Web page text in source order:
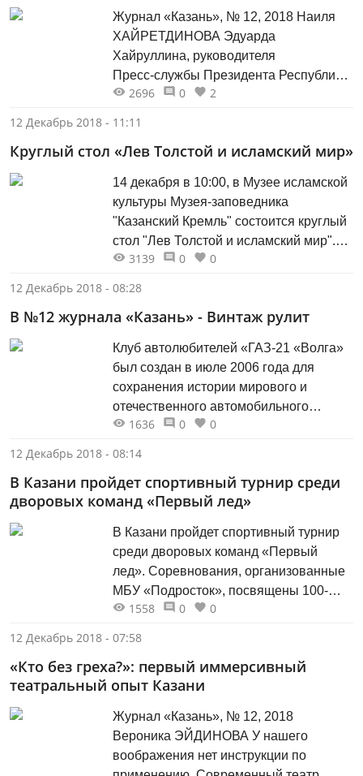
город» была дана непривычная
театральная жизнь. В угоду искусству
старинный особняк Демидова отдал
себя целиком декорациям и действу:
под спектакль...
Журнал «Казань», № 12, 2018 Наиля
ХАЙРЕТДИНОВА Эдуарда
Хайруллина, руководителя
Пресс‑службы Президента Республики
Татарстан, знают многие. Его рабочий
дипломатическая выдержка,
умеет находить общий язык с
журналистским корпусом.
2696 0
2
12 Декабрь 2018 - 11:11
Круглый стол «Лев Толстой и исламский мир»
14 декабря в 10:00, в Музее исламской
культуры Музея-заповедника
"Казанский Кремль" состоится круглый
стол "Лев Толстой и исламский мир".
Встреча пройдет в рамках
Толстой воспринимал и оценивал
Востока, и то влияние, которое он
оказал на мусульманских
интеллектуалов России....
3139 0
0
12 Декабрь 2018 - 08:28
В №12 журнала «Казань» - Винтаж рулит
Клуб автолюбителей «ГАЗ-21 «Волга»
был создан в июле 2006 года для
сохранения истории мирового и
отечественного автомобильного
транспорта в век информационных
человека. С самого начала и по сей
день клуб возглавляет Фарид
Хайруллович Мухаметшин. Короткое
название объединения автолюбителей
«Клуб-21» известно...
1636 0
0
12 Декабрь 2018 - 08:14
В Казани пройдет спортивный турнир среди
дворовых команд «Первый лед»
В Казани пройдет спортивный турнир
среди дворовых команд «Первый
лед». Соревнования, организованные
МБУ «Подросток», посвящены 100-
летию со дня рождения заслуженного
Тарасова. Турнир состоится в столице
Татарстана впервые. Игры пройдут на
города, на базе школ №№70, 150 и
170....
1558 0
0
12 Декабрь 2018 - 07:58
«Кто без греха?»: первый иммерсивный
театральный опыт Казани
Журнал «Казань», № 12, 2018
Вероника ЭЙДИНОВА У нашего
воображения нет инструкции по